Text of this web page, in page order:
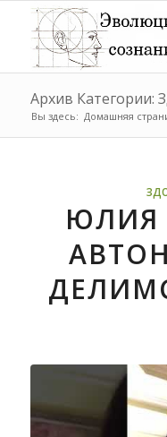
Архив Категории:
Вы здесь: Домашняя
ЮЛИЯ